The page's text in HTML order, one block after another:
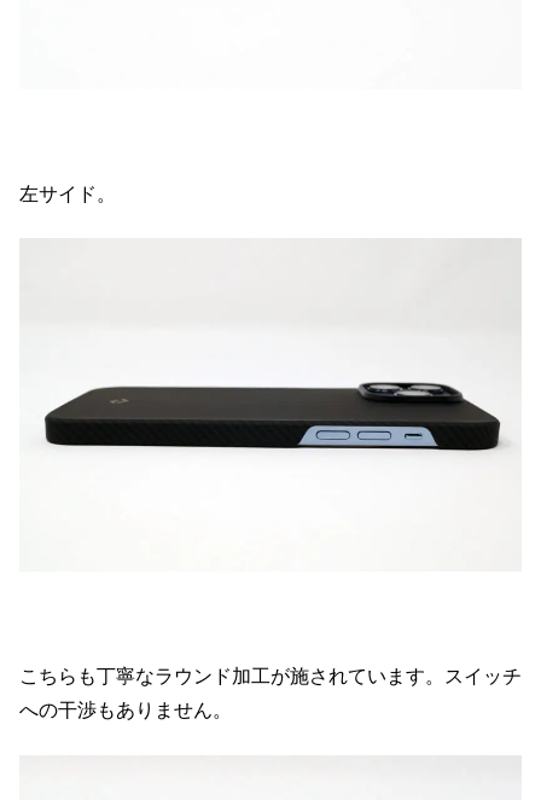
左サイド。
こちらも丁寧なラウンド加工が施されています。スイッチ
への干渉もありません。